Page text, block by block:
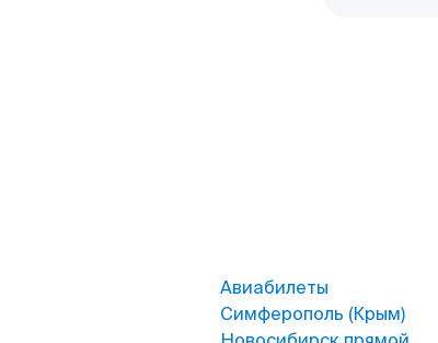
Авиабилеты
Симферополь (Крым)